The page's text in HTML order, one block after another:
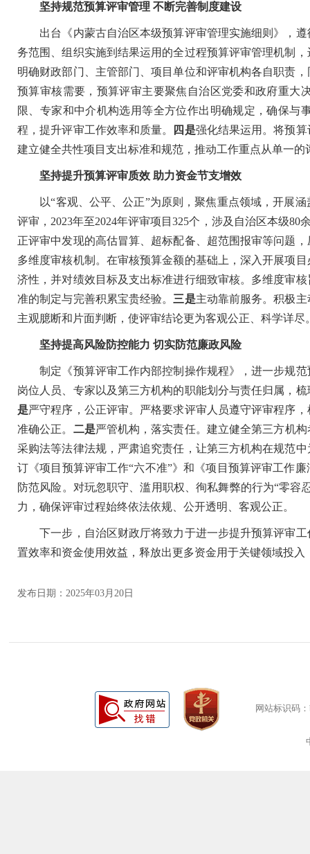
坚持规范预算评审管理 不断完善制度建设
出台《内蒙古自治区本级预算评审管理实施细则》，遵
务范围、组织实施到结果运用的全过程预算评审管理机制
明确财政部门、主管部门、项目单位和评审机构各自职责
预算审核需要，预算评审主要聚焦自治区党委和政府重大
限、专家和中介机构选用等全方位作出明确规定，确保
程，提升评审工作效率和质量。
四是强化结果运用。将预
建立健全共性项目支出标准和规范，推动工作重点从单一
坚持提升预算评审质效 助力资金节支增效
以“客观、公平、公正”为原则，聚焦重点领域，开展涵
评审，2023年至2024年评审项目325个，涉及自治区本级80
正评审中发现的高估冒算、超标配备、超范围报审等问题
多维度审核机制。在审核预算金额的基础上，深入开展项
济性，并对绩效目标及支出标准进行细致审核。多维度审
准的制定与完善积累宝贵经验。 三是主动靠前服务。积极
主观臆断和片面判断，使评审结论更为客观公正、科学详尽
坚持提高风险防控能力 切实防范廉政风险
制定《预算评审工作内部控制操作规程》，进一步规范
岗位人员、专家以及第三方机构的职能划分与责任归属，
是严守程序，公正评审。严格要求评审人员遵守评审程序
准确公正。 二是严管机构，落实责任。建立健全第三方机
采购法等法律法规，严肃追究责任，让第三方机构在规范
订《项目预算评审工作“六不准”》和《项目预算评审工作
防范风险。对玩忽职守、滥用职权、徇私舞弊的行为“零
力，确保评审过程始终依法依规、公开透明、客观公正。
下一步，自治区财政厅将致力于进一步提升预算评审工
置效率和资金使用效益，释放出更多资金用于关键领域投
发布日期：2025年03月20日
网站标识码